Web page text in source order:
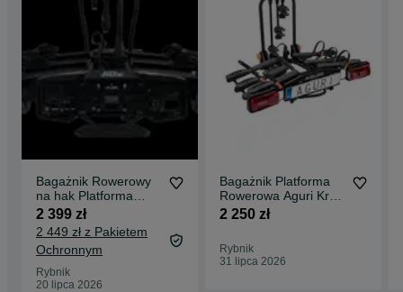
Bagażnik Rowerowy
na hak Platforma
INTER PACK VELOX
3 rowery LED
SKŁADANY e-bike
2 399 zł
2 449 zł z Pakietem
Ochronnym
Rybnik
20 lipca 2026
Bagażnik Platforma
Rowerowa Aguri Krab
3 Czarna Składana
2 250 zł
Rybnik
31 lipca 2026